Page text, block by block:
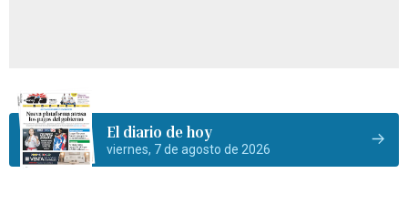
El diario de hoy
viernes, 7 de agosto de 2026